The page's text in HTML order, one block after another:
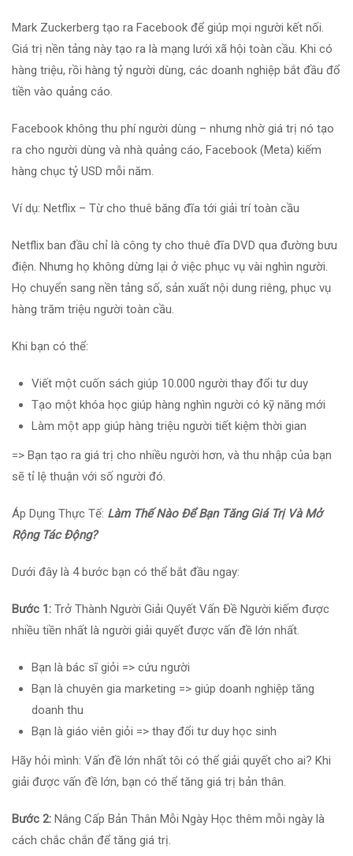
Mark Zuckerberg tạo ra Facebook để giúp mọi người kết nối.
Giá trị nền tảng này tạo ra là mạng lưới xã hội toàn cầu. Khi có
hàng triệu, rồi hàng tỷ người dùng, các doanh nghiệp bắt đầu đổ
tiền vào quảng cáo.
Facebook không thu phí người dùng – nhưng nhờ giá trị nó tạo
ra cho người dùng và nhà quảng cáo, Facebook (Meta) kiếm
hàng chục tỷ USD mỗi năm.
Ví dụ: Netflix – Từ cho thuê băng đĩa tới giải trí toàn cầu
Netflix ban đầu chỉ là công ty cho thuê đĩa DVD qua đường bưu
điện. Nhưng họ không dừng lại ở việc phục vụ vài nghìn người.
Họ chuyển sang nền tảng số, sản xuất nội dung riêng, phục vụ
hàng trăm triệu người toàn cầu.
Khi bạn có thể:
Viết một cuốn sách giúp 10.000 người thay đổi tư duy
Tạo một khóa học giúp hàng nghìn người có kỹ năng mới
Làm một app giúp hàng triệu người tiết kiệm thời gian
=> Bạn tạo ra giá trị cho nhiều người hơn, và thu nhập của bạn
sẽ tỉ lệ thuận với số người đó.
Áp Dụng Thực Tế: Làm Thế Nào Để Bạn Tăng Giá Trị Và Mở
Rộng Tác Động?
Dưới đây là 4 bước bạn có thể bắt đầu ngay:
Bước 1: Trở Thành Người Giải Quyết Vấn Đề Người kiếm được
nhiều tiền nhất là người giải quyết được vấn đề lớn nhất.
Bạn là bác sĩ giỏi => cứu người
Bạn là chuyên gia marketing => giúp doanh nghiệp tăng
doanh thu
Bạn là giáo viên giỏi => thay đổi tư duy học sinh
Hãy hỏi mình: Vấn đề lớn nhất tôi có thể giải quyết cho ai? Khi
giải được vấn đề lớn, bạn có thể tăng giá trị bản thân.
Bước 2: Nâng Cấp Bản Thân Mỗi Ngày Học thêm mỗi ngày là
cách chắc chắn để tăng giá trị.